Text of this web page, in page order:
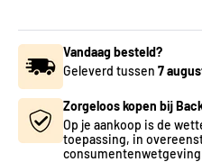
Vandaag besteld?
Geleverd tussen 7
Zorgeloos kopen bij
Op je aankoop is de
toepassing, in